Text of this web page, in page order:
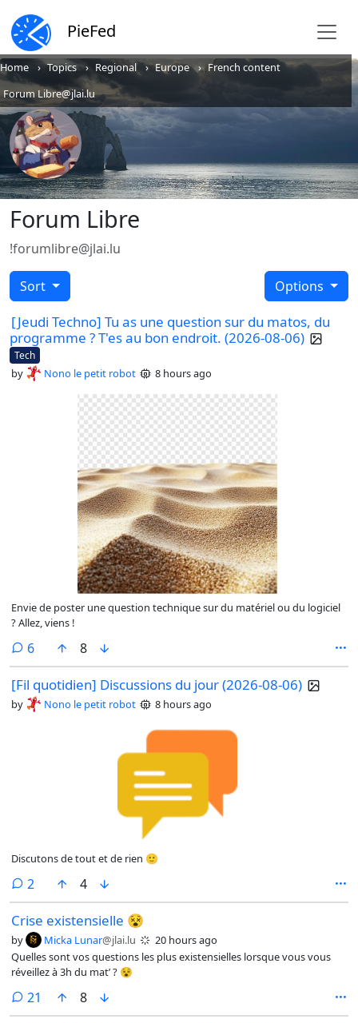
PieFed
Home Topics Regional Europe
French content
Forum Libre@jlai.lu
Forum Libre
!forumlibre@jlai.lu
Sort Options
[Jeudi Techno] Tu as une question sur du matos, du
programme ? T'es au bon endroit. (2026-08-06)
Tech
by Nono le petit robot 8 hours ago
Envie de poster une question technique sur du matériel ou du logiciel
? Allez, viens !
6comments
8
[Fil quotidien] Discussions du jour (2026-08-06)
by Nono le petit robot 8 hours ago
Discutons de tout et de rien 🙂
2 comments
4
Crise existensielle 😵
by Micka Lunar@jlai.lu
20 hours ago
Quelles sont vos questions les plus existensielles lorsque vous vous
réveillez à 3h du mat’ ? 😵
21 comments
8